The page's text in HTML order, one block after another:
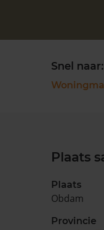
Snel naar:
Plaats
Plaats
Obdam
Provincie